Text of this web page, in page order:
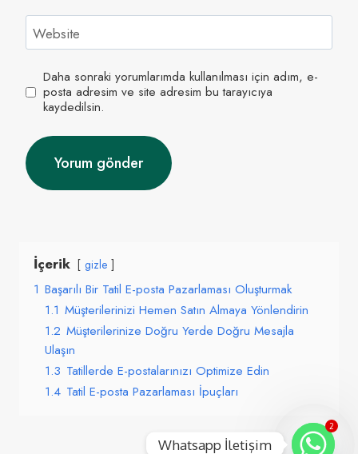
Website
Daha sonraki yorumlarımda kullanılması için adım, e-
posta adresim ve site adresim bu tarayıcıya
kaydedilsin.
İçerik gizle
1 Başarılı Bir Tatil E-posta Pazarlaması Oluşturmak
1.1 Müşterilerinizi Hemen Satın Almaya Yönlendirin
1.2 Müşterilerinize Doğru Yerde Doğru Mesajla
Ulaşın
1.3 Tatillerde E-postalarınızı Optimize Edin
1.4 Tatil E-posta Pazarlaması İpuçları
2
Whatsapp İletişim